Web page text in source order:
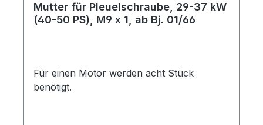
Mutter für Pleuelschraube, 29-37 kW
(40-50 PS), M9 x 1, ab Bj. 01/66
Für einen Motor werden acht Stück
benötigt.